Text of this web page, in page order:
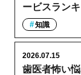
ービスランキ
知識
歯医者怖い
2026.07.15